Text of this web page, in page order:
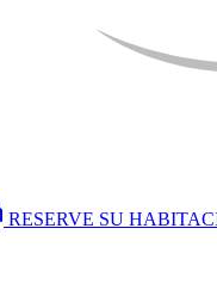
RESERVE SU